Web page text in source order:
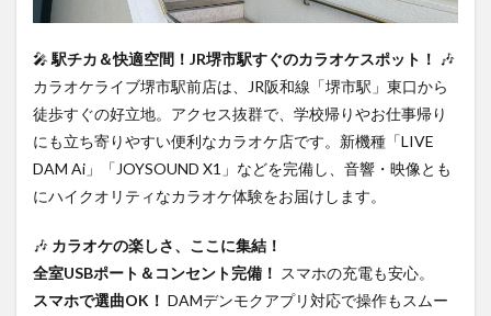
🎤 駅チカ＆快適空間！JR堺市駅すぐのカラオケスポット！ 🎶
カラオケライブ堺市駅前店は、JR阪和線「堺市駅」東口から
徒歩すぐの好立地。アクセス抜群で、学校帰りやお仕事帰り
にも立ち寄りやすい便利なカラオケ店です。新機種「LIVE
DAM Ai」「JOYSOUND X1」などを完備し、音響・映像とも
にハイクオリティなカラオケ体験をお届けします。
🎶 カラオケの楽しさ、ここに集結！
全室USBポート＆コンセント完備！ スマホの充電も安心。
スマホで選曲OK！ DAMデンモクアプリ対応で操作もスムー